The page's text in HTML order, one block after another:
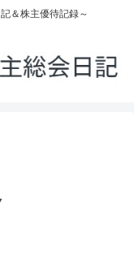
＆株主優待記録～